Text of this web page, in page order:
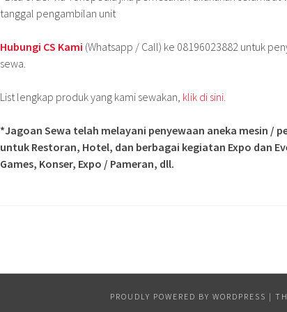
tanggal pengambilan unit
Hubungi CS Kami (Whatsapp / Call) ke 08196023882 untuk
sewa.
List lengkap produk yang kami sewakan, klik di sini.
*Jagoan Sewa telah melayani penyewaan aneka mesin /
untuk Restoran, Hotel, dan berbagai kegiatan Expo dan
Games, Konser, Expo / Pameran, dll.
PROUDLY POWERED BY WORDPRESS |